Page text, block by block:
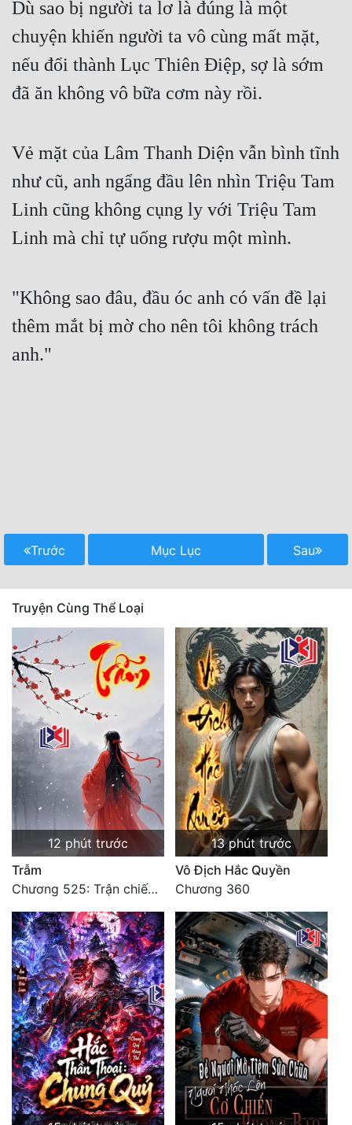
Dù sao bị người ta lơ là đúng là một
chuyện khiến người ta vô cùng mất mặt,
nếu đổi thành Lục Thiên Điệp, sợ là sớm
đã ăn không vô bữa cơm này rồi.
Vẻ mặt của Lâm Thanh Diện vẫn bình tĩnh
như cũ, anh ngẩng đầu lên nhìn Triệu Tam
Linh cũng không cụng ly với Triệu Tam
Linh mà chỉ tự uống rượu một mình.
"Không sao đâu, đầu óc anh có vấn đề lại
thêm mắt bị mờ cho nên tôi không trách
anh."
Trước Mục Lục Sau
Truyện Cùng Thể Loại
12 phút trước
Trẫm
Chương 525: Trận chiến tấn công phòng thủ Macao (2)
13 phút trước
Vô Địch Hắc Quyền
Chương 360